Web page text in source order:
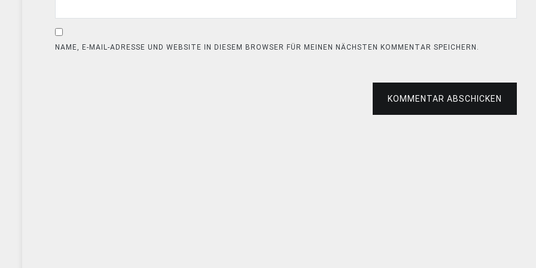
NAME, E-MAIL-ADRESSE UND WEBSITE IN DIESEM BROWSER FÜR MEINEN NÄCHSTEN KOMMENTAR SPEICHERN.
KOMMENTAR ABSCHICKEN